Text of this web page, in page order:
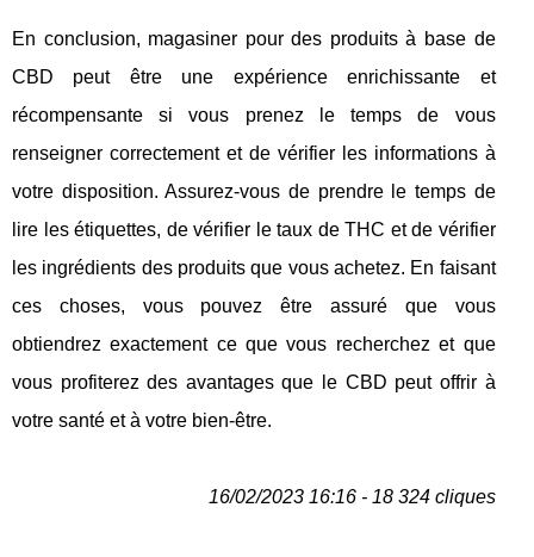
En conclusion, magasiner pour des produits à base de
CBD peut être une expérience enrichissante et
récompensante si vous prenez le temps de vous
renseigner correctement et de vérifier les informations à
votre disposition. Assurez-vous de prendre le temps de
lire les étiquettes, de vérifier le taux de THC et de vérifier
les ingrédients des produits que vous achetez. En faisant
ces choses, vous pouvez être assuré que vous
obtiendrez exactement ce que vous recherchez et que
vous profiterez des avantages que le CBD peut offrir à
votre santé et à votre bien-être.
16/02/2023 16:16 - 18 324 cliques